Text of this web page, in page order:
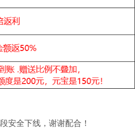
安全下线，谢谢配合！